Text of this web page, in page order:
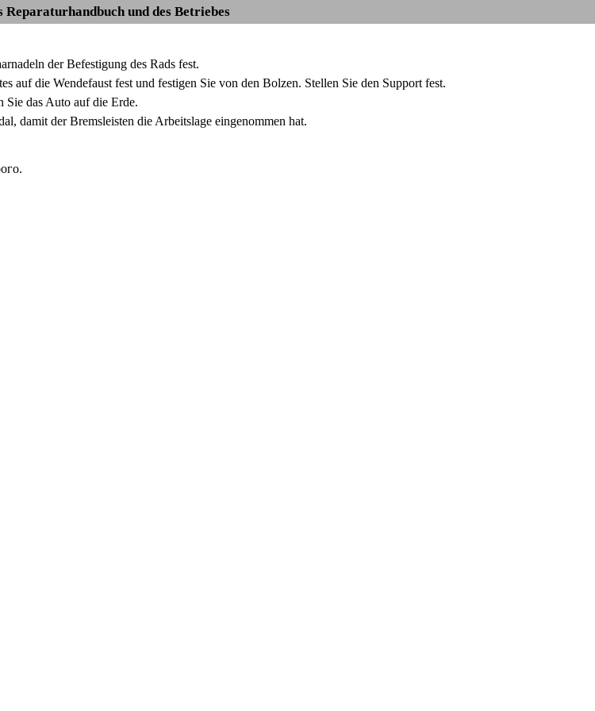
Reparaturhandbuch und des Betriebes
der Befestigung des Rads fest.
auf die Wendefaust fest und festigen Sie von den Bolzen. Stellen Sie den Support fest.
Sie das Auto auf die Erde.
damit der Bremsleisten die Arbeitslage eingenommen hat.